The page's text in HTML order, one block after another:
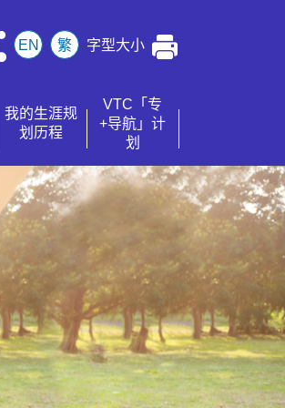
EN 繁 字型大小
我的生涯规
划历程
VTC「专
+导航」计
划